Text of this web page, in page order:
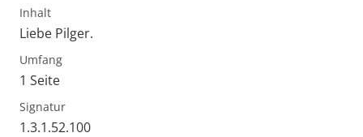
Inhalt
Liebe Pilger.
Umfang
1 Seite
Signatur
1.3.1.52.100